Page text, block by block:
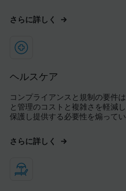
さらに詳しく
ヘルスケア
コンプライアンスと規制の要件
と管理のコストと複雑さを軽減
保護し提供する必要性を煽ってい
さらに詳しく